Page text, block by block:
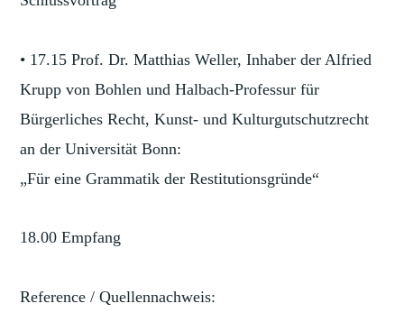
• 17.15 Prof. Dr. Matthias Weller, Inhaber der Alfried
Krupp von Bohlen und Halbach-Professur für
Bürgerliches Recht, Kunst- und Kulturgutschutzrecht
an der Universität Bonn:
„Für eine Grammatik der Restitutionsgründe“
18.00 Empfang
Reference / Quellennachweis: